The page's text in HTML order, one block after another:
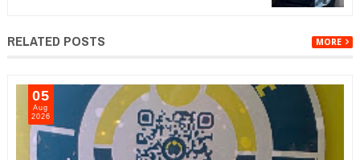
RELATED POSTS MORE
05
Aug
2026